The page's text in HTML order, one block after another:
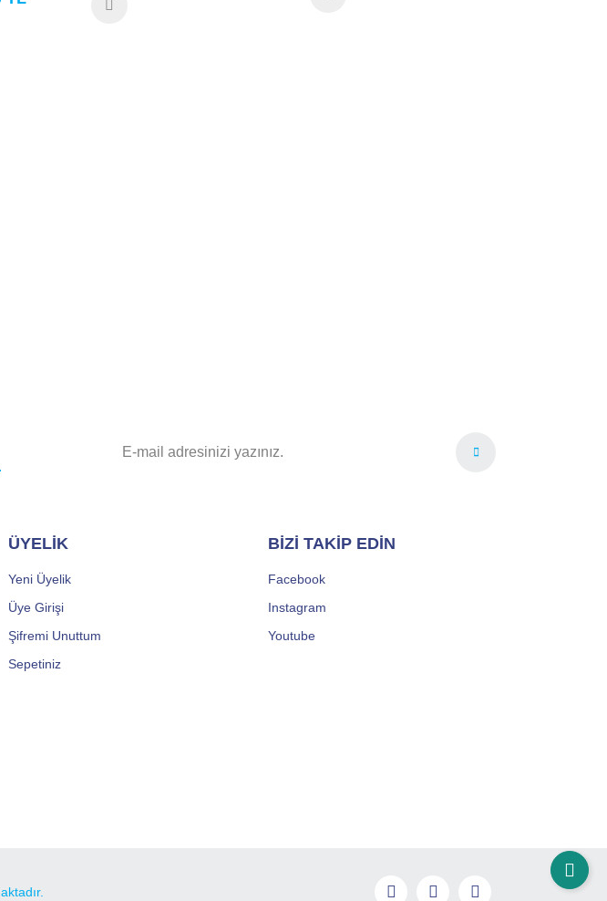
ÜYELİK
Yeni Üyelik
Üye Girişi
Şifremi Unuttum
Sepetiniz
BİZİ TAKİP EDİN
Facebook
Instagram
Youtube